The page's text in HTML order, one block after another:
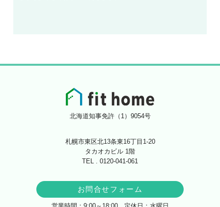
北海道知事免許（1）9054号
札幌市東区北13条東16丁目1-20
タカオカビル 1階
TEL . 0120-041-061
お問合せフォーム